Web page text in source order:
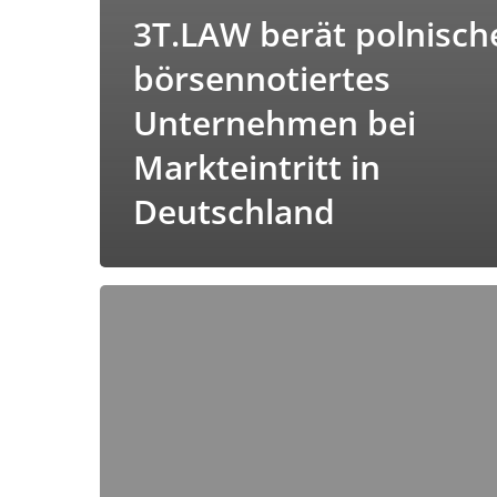
3T.LAW berät
börsennotiertes
Unternehmen bei
Markteintritt in
Deutschland